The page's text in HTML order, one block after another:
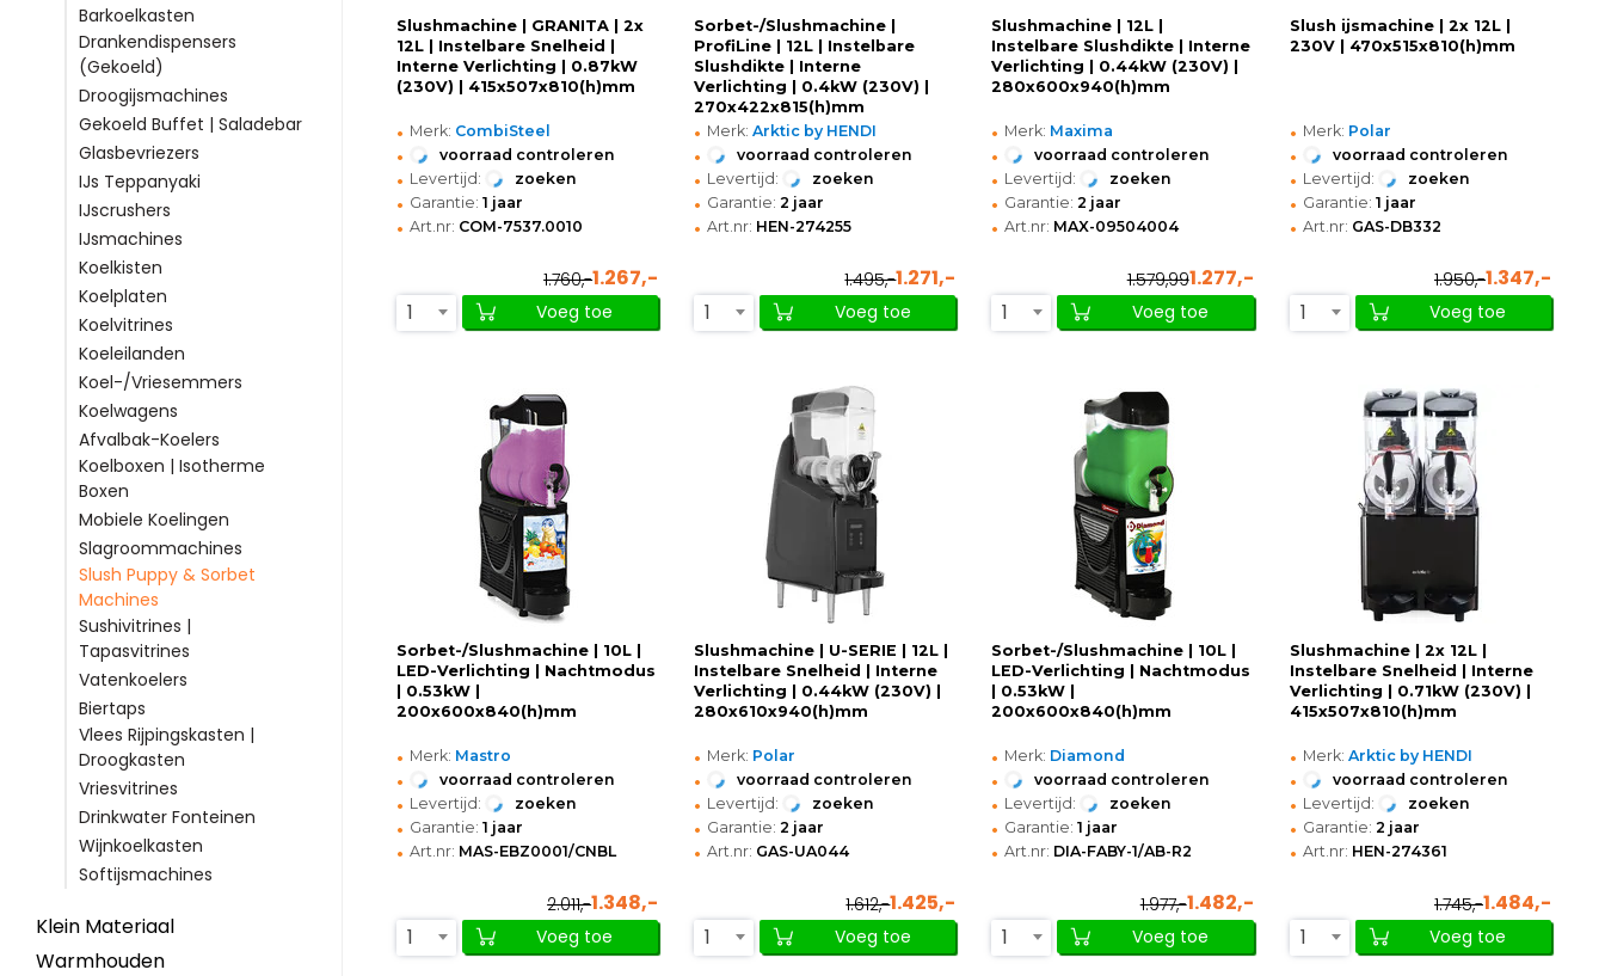
Barkoelkasten
Drankendispensers
(Gekoeld)
Droogijsmachines
Gekoeld Buffet | Saladebar
Glasbevriezers
IJs Teppanyaki
IJscrushers
IJsmachines
Koelkisten
Koelplaten
Koelvitrines
Koeleilanden
Koel-/Vriesemmers
Koelwagens
Afvalbak-Koelers
Koelboxen | Isotherme
Boxen
Mobiele Koelingen
Slagroommachines
Slush Puppy & Sorbet
Machines
Sushivitrines |
Tapasvitrines
Vatenkoelers
Biertaps
Vlees Rijpingskasten |
Droogkasten
Vriesvitrines
Drinkwater Fonteinen
Wijnkoelkasten
Softijsmachines
Klein Materiaal
Warmhouden
Slushmachine | GRANITA | 2x
12L | Instelbare Snelheid |
Interne Verlichting | 0.87kW
(230V) | 415x507x810(h)mm
• Merk: CombiSteel
• voorraad controleren
• Levertijd: zoeken
• Garantie: 1 jaar
• Art.nr: COM-7537.0010
1.760,-1.267,-
1
Voeg toe
Sorbet-/Slushmachine |
ProfiLine | 12L | Instelbare
Slushdikte | Interne
Verlichting | 0.4kW (230V) |
270x422x815(h)mm
• Merk: Arktic by HENDI
• voorraad controleren
• Levertijd: zoeken
• Garantie: 2 jaar
• Art.nr: HEN-274255
1.495,-1.271,-
1
Voeg toe
Slushmachine | 12L |
Instelbare Slushdikte | Interne
Verlichting | 0.44kW (230V) |
280x600x940(h)mm
• Merk: Maxima
• voorraad controleren
• Levertijd: zoeken
• Garantie: 2 jaar
• Art.nr: MAX-09504004
1.579,991.277,-
1
Voeg toe
Slush ijsmachine | 2x 12L |
230V | 470x515x810(h)mm
• Merk: Polar
• voorraad controleren
• Levertijd: zoeken
• Garantie: 1 jaar
• Art.nr: GAS-DB332
1.950,-1.347,-
1
Voeg toe
Sorbet-/Slushmachine | 10L |
LED-Verlichting | Nachtmodus
| 0.53kW |
200x600x840(h)mm
• Merk: Mastro
• voorraad controleren
• Levertijd: zoeken
• Garantie: 1 jaar
• Art.nr: MAS-EBZ0001/CNBL
2.011,-1.348,-
1
Voeg toe
Slushmachine | U-SERIE | 12L |
Instelbare Snelheid | Interne
Verlichting | 0.44kW (230V) |
280x610x940(h)mm
• Merk: Polar
• voorraad controleren
• Levertijd: zoeken
• Garantie: 2 jaar
• Art.nr: GAS-UA044
1.612,-1.425,-
1
Voeg toe
Sorbet-/Slushmachine | 10L |
LED-Verlichting | Nachtmodus
| 0.53kW |
200x600x840(h)mm
• Merk: Diamond
• voorraad controleren
• Levertijd: zoeken
• Garantie: 1 jaar
• Art.nr: DIA-FABY-1/AB-R2
1.977,-1.482,-
1
Voeg toe
Slushmachine | 2x 12L |
Instelbare Snelheid | Interne
Verlichting | 0.71kW (230V) |
415x507x810(h)mm
• Merk: Arktic by HENDI
• voorraad controleren
• Levertijd: zoeken
• Garantie: 2 jaar
• Art.nr: HEN-274361
1.745,-1.484,-
1
Voeg toe